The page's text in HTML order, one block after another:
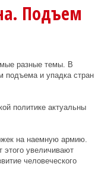
Подъем
разные темы. В
подъема и упадка стран
политике актуальны
на наемную армию.
этого увеличивают
человеческого